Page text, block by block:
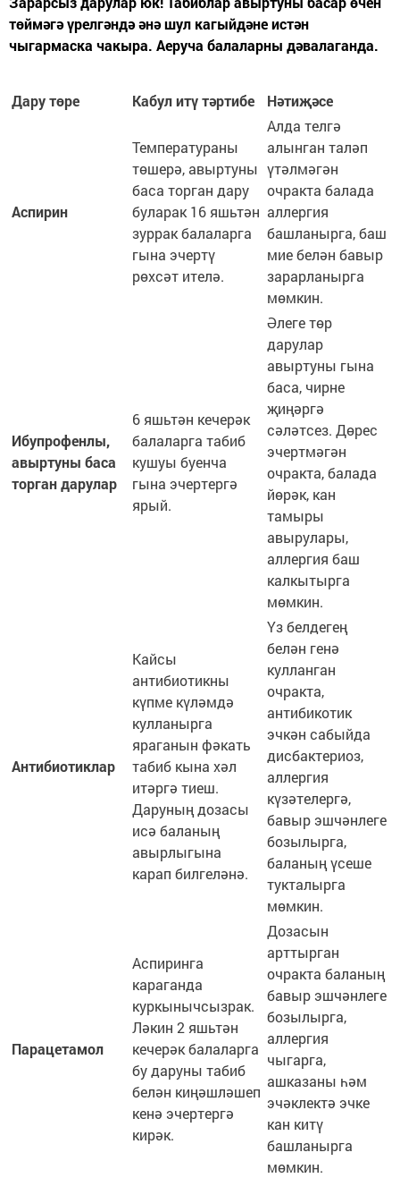
төймәгә үрелгәндә әнә шул кагыйдәне истән
чыгармаска чакыра. Аеруча балаларны дәвалаганда.
Дару төре Кабул итү тәртибе Нәтиҗәсе
Аспирин
Температураны
төшерә, авыртуны
баса торган дару
буларак 16 яшьтән
зуррак балаларга
гына эчертү
рөхсәт ителә.
Алда телгә
алынган таләп
үтәлмәгән
очракта балада
аллергия
башланырга, баш
мие белән бавыр
зарарланырга
мөмкин.
Ибупрофенлы,
авыртуны баса
торган дарулар
6 яшьтән кечерәк
балаларга табиб
кушуы буенча
гына эчертергә
ярый.
Әлеге төр
дарулар
авыртуны гына
баса, чирне
җиңәргә
сәләтсез. Дөрес
эчертмәгән
очракта, балада
йөрәк, кан
тамыры
авырулары,
аллергия баш
калкытырга
мөмкин.
Антибиотиклар
Кайсы
антибиотикны
күпме күләмдә
кулланырга
яраганын фәкать
табиб кына хәл
итәргә тиеш.
Даруның дозасы
исә баланың
авырлыгына
карап билгеләнә.
Үз белдегең
белән генә
кулланган
очракта,
антибикотик
эчкән сабыйда
дисбактериоз,
аллергия
күзәтелергә,
бавыр эшчәнлеге
бозылырга,
баланың үсеше
тукталырга
мөмкин.
Парацетамол
Аспиринга
караганда
куркынычсызрак.
Ләкин 2 яшьтән
кечерәк балаларга
бу даруны табиб
белән киңәшләшеп
кенә эчертергә
кирәк.
Дозасын
арттырган
очракта баланың
бавыр эшчәнлеге
бозылырга,
аллергия
чыгарга,
ашказаны һәм
эчәклектә эчке
кан китү
башланырга
мөмкин.